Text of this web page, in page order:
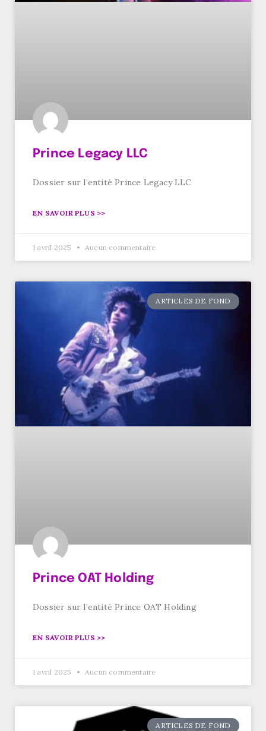
Prince Legacy LLC
Dossier sur l’entité Prince Legacy LLC
EN SAVOIR PLUS >>
1 avril 2025 Aucun commentaire
ARTICLES DE FOND
Prince OAT Holding
Dossier sur l’entité Prince OAT Holding
EN SAVOIR PLUS >>
1 avril 2025 Aucun commentaire
ARTICLES DE FOND